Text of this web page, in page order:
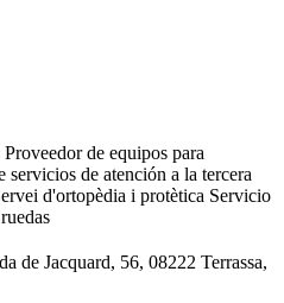
Proveedor de equipos para
servicios de atención a la tercera
d'ortopèdia i protètica Servicio
de Jacquard, 56, 08222 Terrassa,